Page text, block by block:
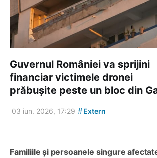
Guvernul României va sprijini
financiar victimele dronei
prăbușite peste un bloc din
03 iun. 2026, 17:29 #Extern
Familiile și persoanele singure